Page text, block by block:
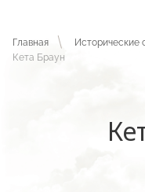
Главная Исторические
Кета Браун